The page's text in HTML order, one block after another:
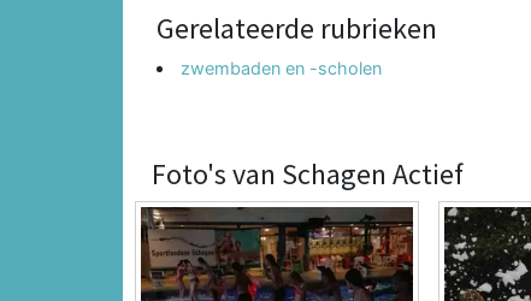
Gerelateerde rubrieken
zwembaden en -scholen
Foto's van Schagen Actief